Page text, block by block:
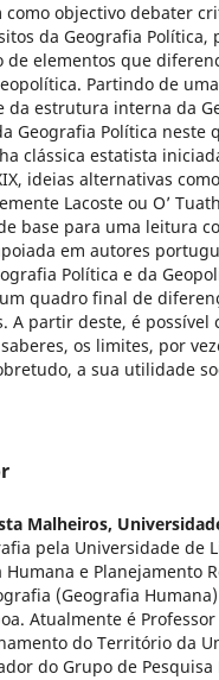
como objectivo debater
da Geografia Política,
de elementos que
Partindo de
da estrutura interna da
Geografia Política neste
clássica estatista
ideias alternativas
Lacoste ou O’
base para uma leitura
em autores
Política e da
quadro final de
A partir deste, é possível
os limites, por
a sua utilidade
Malheiros,
pela Universidade de
e Planejamento
(Geografia
Atualmente é
do Território da
do Grupo de Pesquisa